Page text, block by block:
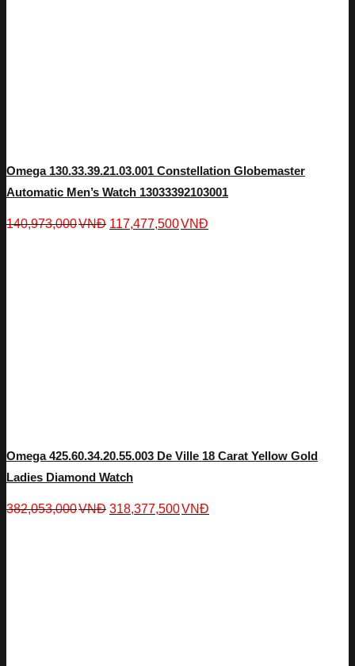
Omega 130.33.39.21.03.001 Constellation Globemaster
Automatic Men’s Watch 13033392103001
140,973,000VNĐ 117,477,500VNĐ
Omega 425.60.34.20.55.003 De Ville 18 Carat Yellow Gold
Ladies Diamond Watch
382,053,000VNĐ 318,377,500VNĐ